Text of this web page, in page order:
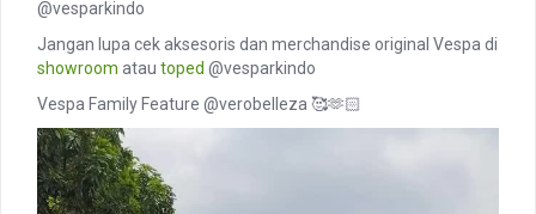
@vesparkindo
Jangan lupa cek aksesoris dan merchandise original Vespa di
showroom atau toped @vesparkindo
Vespa Family Feature @verobelleza 🥰🫶🏻
Video
Player